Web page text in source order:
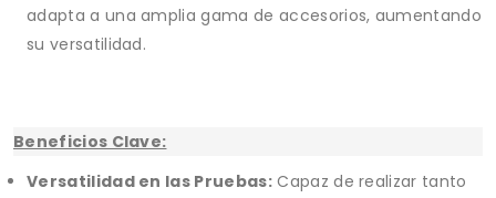
adapta a una amplia gama de accesorios, aumentando
su versatilidad.
Beneficios Clave:
Versatilidad en las Pruebas:Capaz de realizar tanto